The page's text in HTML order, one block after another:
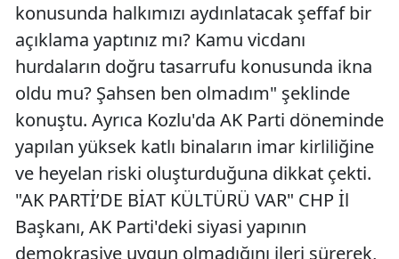
konusunda halkımızı aydınlatacak şeffaf bir
açıklama yaptınız mı? Kamu vicdanı
hurdaların doğru tasarrufu konusunda ikna
oldu mu? Şahsen ben olmadım" şeklinde
konuştu. Ayrıca Kozlu'da AK Parti döneminde
yapılan yüksek katlı binaların imar kirliliğine
ve heyelan riski oluşturduğuna dikkat çekti.
"AK PARTİ’DE BİAT KÜLTÜRÜ VAR" CHP İl
Başkanı, AK Parti'deki siyasi yapının
demokrasiye uygun olmadığını ileri sürerek,